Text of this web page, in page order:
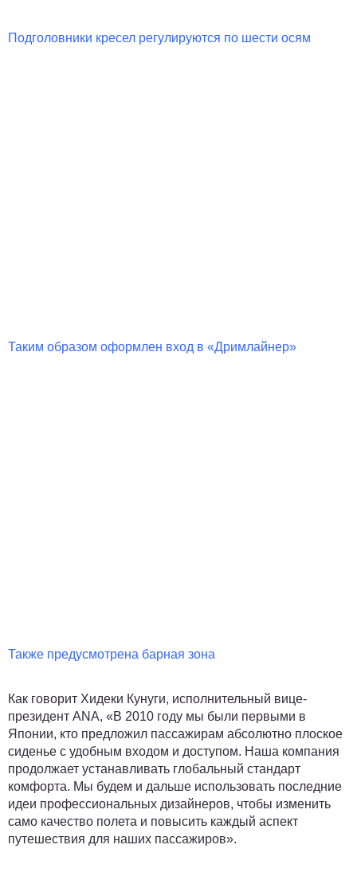
Подголовники кресел регулируются по шести осям
Таким образом оформлен вход в «Дримлайнер»
Также предусмотрена барная зона
Как говорит Хидеки Кунуги, исполнительный вице-
президент ANA, «В 2010 году мы были первыми в
Японии, кто предложил пассажирам абсолютно плоское
сиденье с удобным входом и доступом. Наша компания
продолжает устанавливать глобальный стандарт
комфорта. Мы будем и дальше использовать последние
идеи профессиональных дизайнеров, чтобы изменить
само качество полета и повысить каждый аспект
путешествия для наших пассажиров».